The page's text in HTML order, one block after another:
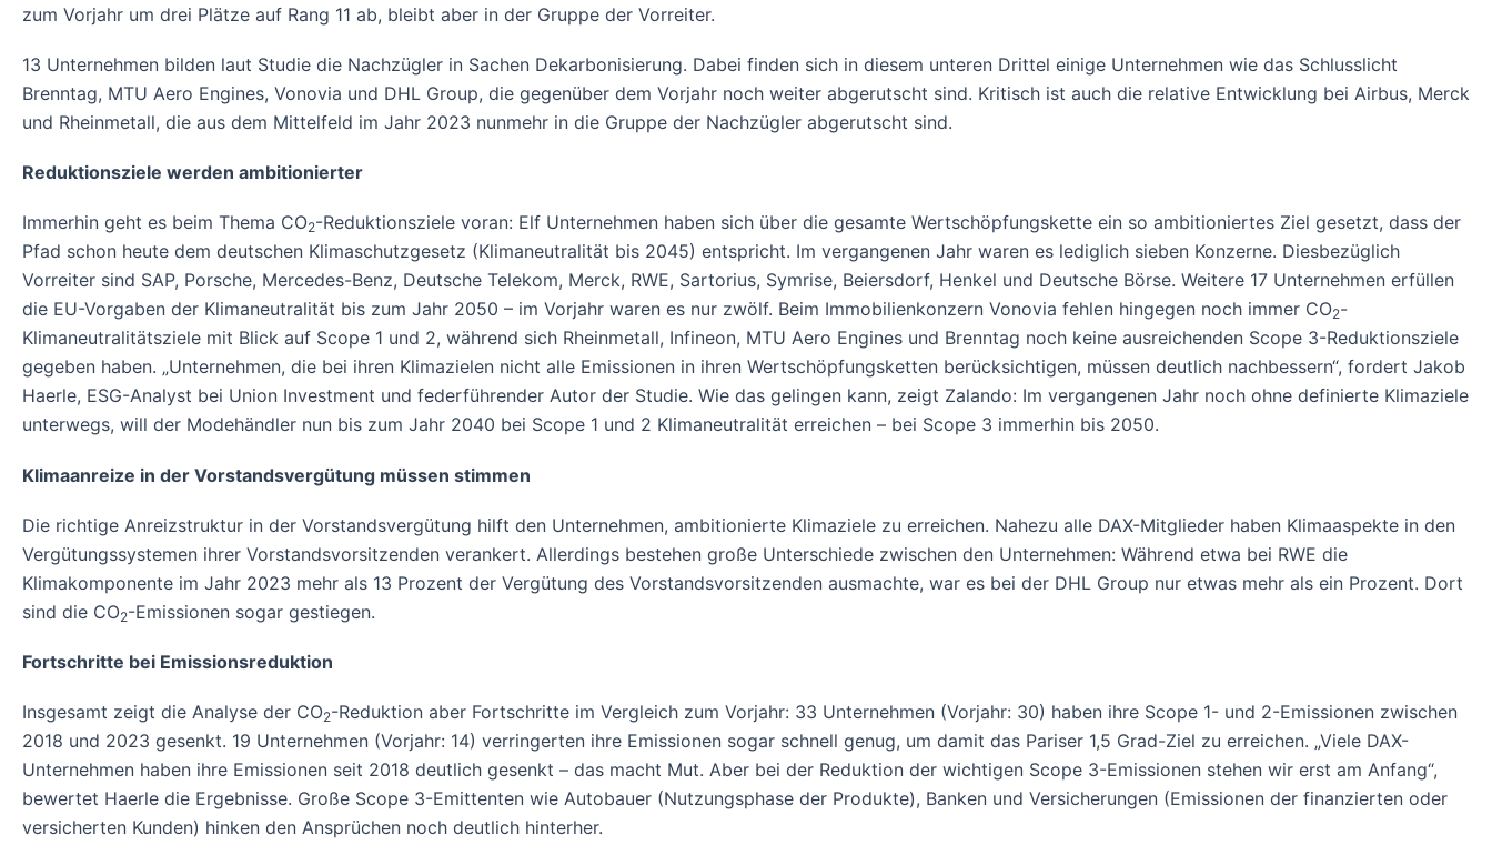
zum Vorjahr um drei Plätze auf Rang 11 ab, bleibt aber in der Gruppe der Vorreiter.
13 Unternehmen bilden laut Studie die Nachzügler in Sachen Dekarbonisierung. Dabei finden sich in diesem unteren Drittel einige Unternehmen wie das Schlusslicht
Brenntag, MTU Aero Engines, Vonovia und DHL Group, die gegenüber dem Vorjahr noch weiter abgerutscht sind. Kritisch ist auch die relative Entwicklung bei Airbus, Merck
und Rheinmetall, die aus dem Mittelfeld im Jahr 2023 nunmehr in die Gruppe der Nachzügler abgerutscht sind.
Reduktionsziele werden ambitionierter
Immerhin geht es beim Thema CO2-Reduktionsziele voran: Elf Unternehmen haben sich über die gesamte Wertschöpfungskette ein so ambitioniertes Ziel gesetzt, dass der
Pfad schon heute dem deutschen Klimaschutzgesetz (Klimaneutralität bis 2045) entspricht. Im vergangenen Jahr waren es lediglich sieben Konzerne. Diesbezüglich
Vorreiter sind SAP, Porsche, Mercedes-Benz, Deutsche Telekom, Merck, RWE, Sartorius, Symrise, Beiersdorf, Henkel und Deutsche Börse. Weitere 17 Unternehmen erfüllen
die EU-Vorgaben der Klimaneutralität bis zum Jahr 2050 – im Vorjahr waren es nur zwölf. Beim Immobilienkonzern Vonovia fehlen hingegen noch immer CO2-
Klimaneutralitätsziele mit Blick auf Scope 1 und 2, während sich Rheinmetall, Infineon, MTU Aero Engines und Brenntag noch keine ausreichenden Scope 3-Reduktionsziele
gegeben haben. „Unternehmen, die bei ihren Klimazielen nicht alle Emissionen in ihren Wertschöpfungsketten berücksichtigen, müssen deutlich nachbessern“, fordert Jakob
Haerle, ESG-Analyst bei Union Investment und federführender Autor der Studie. Wie das gelingen kann, zeigt Zalando: Im vergangenen Jahr noch ohne definierte Klimaziele
unterwegs, will der Modehändler nun bis zum Jahr 2040 bei Scope 1 und 2 Klimaneutralität erreichen – bei Scope 3 immerhin bis 2050.
Klimaanreize in der Vorstandsvergütung müssen stimmen
Die richtige Anreizstruktur in der Vorstandsvergütung hilft den Unternehmen, ambitionierte Klimaziele zu erreichen. Nahezu alle DAX-Mitglieder haben Klimaaspekte in den
Vergütungssystemen ihrer Vorstandsvorsitzenden verankert. Allerdings bestehen große Unterschiede zwischen den Unternehmen: Während etwa bei RWE die
Klimakomponente im Jahr 2023 mehr als 13 Prozent der Vergütung des Vorstandsvorsitzenden ausmachte, war es bei der DHL Group nur etwas mehr als ein Prozent. Dort
sind die CO2-Emissionen sogar gestiegen.
Fortschritte bei Emissionsreduktion
Insgesamt zeigt die Analyse der CO2-Reduktion aber Fortschritte im Vergleich zum Vorjahr: 33 Unternehmen (Vorjahr: 30) haben ihre Scope 1- und 2-Emissionen zwischen
2018 und 2023 gesenkt. 19 Unternehmen (Vorjahr: 14) verringerten ihre Emissionen sogar schnell genug, um damit das Pariser 1,5 Grad-Ziel zu erreichen. „Viele DAX-
Unternehmen haben ihre Emissionen seit 2018 deutlich gesenkt – das macht Mut. Aber bei der Reduktion der wichtigen Scope 3-Emissionen stehen wir erst am Anfang“,
bewertet Haerle die Ergebnisse. Große Scope 3-Emittenten wie Autobauer (Nutzungsphase der Produkte), Banken und Versicherungen (Emissionen der finanzierten oder
versicherten Kunden) hinken den Ansprüchen noch deutlich hinterher.